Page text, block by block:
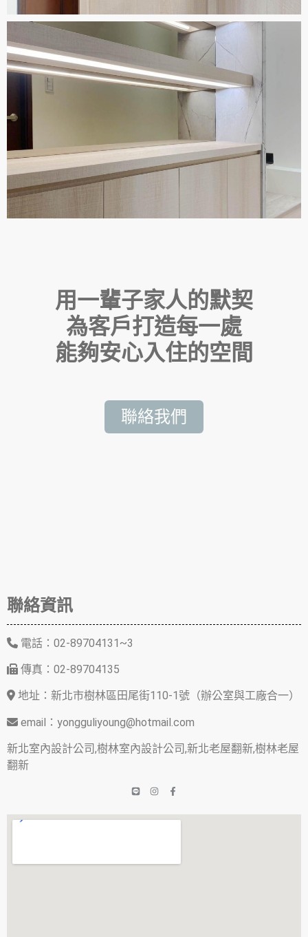
用一輩子家人的默契
為客戶打造每一處
能夠安心入住的空間
聯絡我們
聯絡資訊
電話：02-89704131~3
傳真：02-89704135
地址：新北市樹林區田尾街110-1號（辦公室與工廠合一）
email：yongguliyoung@hotmail.com
新北室內設計公司,樹林室內設計公司,新北老屋翻新,樹林老屋
翻新